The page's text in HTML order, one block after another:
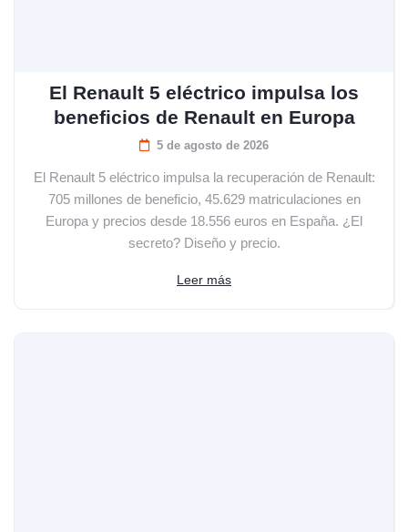
El Renault 5 eléctrico impulsa los
beneficios de Renault en Europa
5 de agosto de 2026
El Renault 5 eléctrico impulsa la recuperación de Renault:
705 millones de beneficio, 45.629 matriculaciones en
Europa y precios desde 18.556 euros en España. ¿El
secreto? Diseño y precio.
Leer más